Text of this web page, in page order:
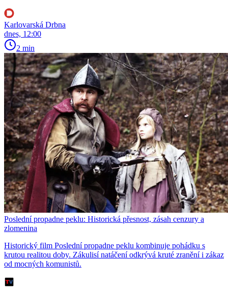
Karlovarská Drbna
dnes, 12:00
2 min
Poslední propadne peklu: Historická přesnost, zásah cenzury a
zlomenina
Historický film Poslední propadne peklu kombinuje pohádku s
krutou realitou doby. Zákulisí natáčení odkrývá kruté zranění i zákaz
od mocných komunistů.